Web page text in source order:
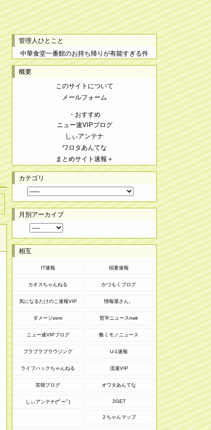
管理人ひとこと
中華食堂一番館のお持ち帰りが有能すぎる件
概要
このサイトについて
メールフォーム
・おすすめ
ニュー速VIPブログ
しぃアンテナ
ワロタあんてな
まとめサイト速報＋
カテゴリ
月別アーカイブ
相互
IT速報 稲妻速報
カオスちゃんねる かつもくブログ
気になるたけのこ速報VIP 情報屋さん。
ダメージzero 哲学ニュースnwk
ニュー速VIPブログ 働くモノニュース
ブラブラブラウジング U-1速報
ライフハックちゃんねる 流速VIP
笑韓ブログ オワタあんてな
しぃアンテナ(*ﾟーﾟ) 2GET
２ちゃんマップ